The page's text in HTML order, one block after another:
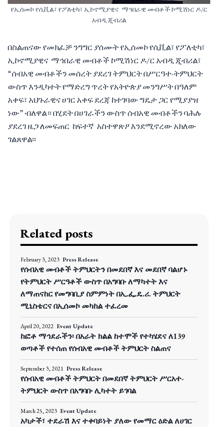
የኢሰመኮ የሲቪል፣ የፖለቲካ፣ ኢኮኖሚያዊና ማኅበራዊ መብቶች ኮሚሽነር ዶ/ር
አብዲ ጂብሪል
በስልጠናው የመክፈቻ ንግግር ያሰሙት የኢሰመኮ የሲቪል፣ የፖለቲካ፣
ኢኮኖሚያዊና ማኅበራዊ መብቶች ኮሚሽነር ዶ/ር አብዲ ጂብሪል፣
“ሰብአዊ መብቶችን መሰረት ያደረገ ትምህርት በሥርዓተ-ትምህርት
ውስጥ እንዲካተት የማድረግ ጥረት የአትዮጵያ መንግሥት በዓለም
አቀፍ፣ አህጉራዊና ሀገር አቀፍ ደረጃ ከተገባው ግዴታ ጋር የሚያያዝ
ነው” ብለዋል። በሂደት በሀገራችን ውስጥ ሰብአዊ መብቶችን ባሕሉ
ያደረገ ዜጋ ለመፍጠር ከፍተኛ አስተዋጽዖ እንደሚኖረው አክለው
ገልጸዋል፡፡
Related posts
February 3, 2023 Press Release
የሰብአዊ መብቶች ትምህርትን በመደበኛ እና መደበኛ ባልሆኑ
የትምህርት ሥርዓቶች ውስጥ በአግባቡ ለማካተት እና
ለማጠናከር የመግባቢያ ስምምነት በኢ.ፌ.ዴ.ሪ. ትምህርት
ሚኒስቴርና በኢሰመኮ መካከል ተፈረመ
April 20, 2022 Event Update
ከፎቶ ማኅደራችን፡ በአራት ክልል ከተሞች የተካሄደና ለ139
ወጣቶች የተሰጠ የሰብአዊ መብቶች ትምህርት ስልጠና
September 3, 2021 Press Release
የሰብአዊ መብቶች ትምህርት በመደበኛ ትምህርት ሥርአተ-
ትምህርት ውስጥ በአግባቡ ሊካተት ይገባል
March 25, 2023 Event Update
አካታች፣ ተደራሽ እና ተቀባይነት ያለው የመማር ዕድል ለሀገር